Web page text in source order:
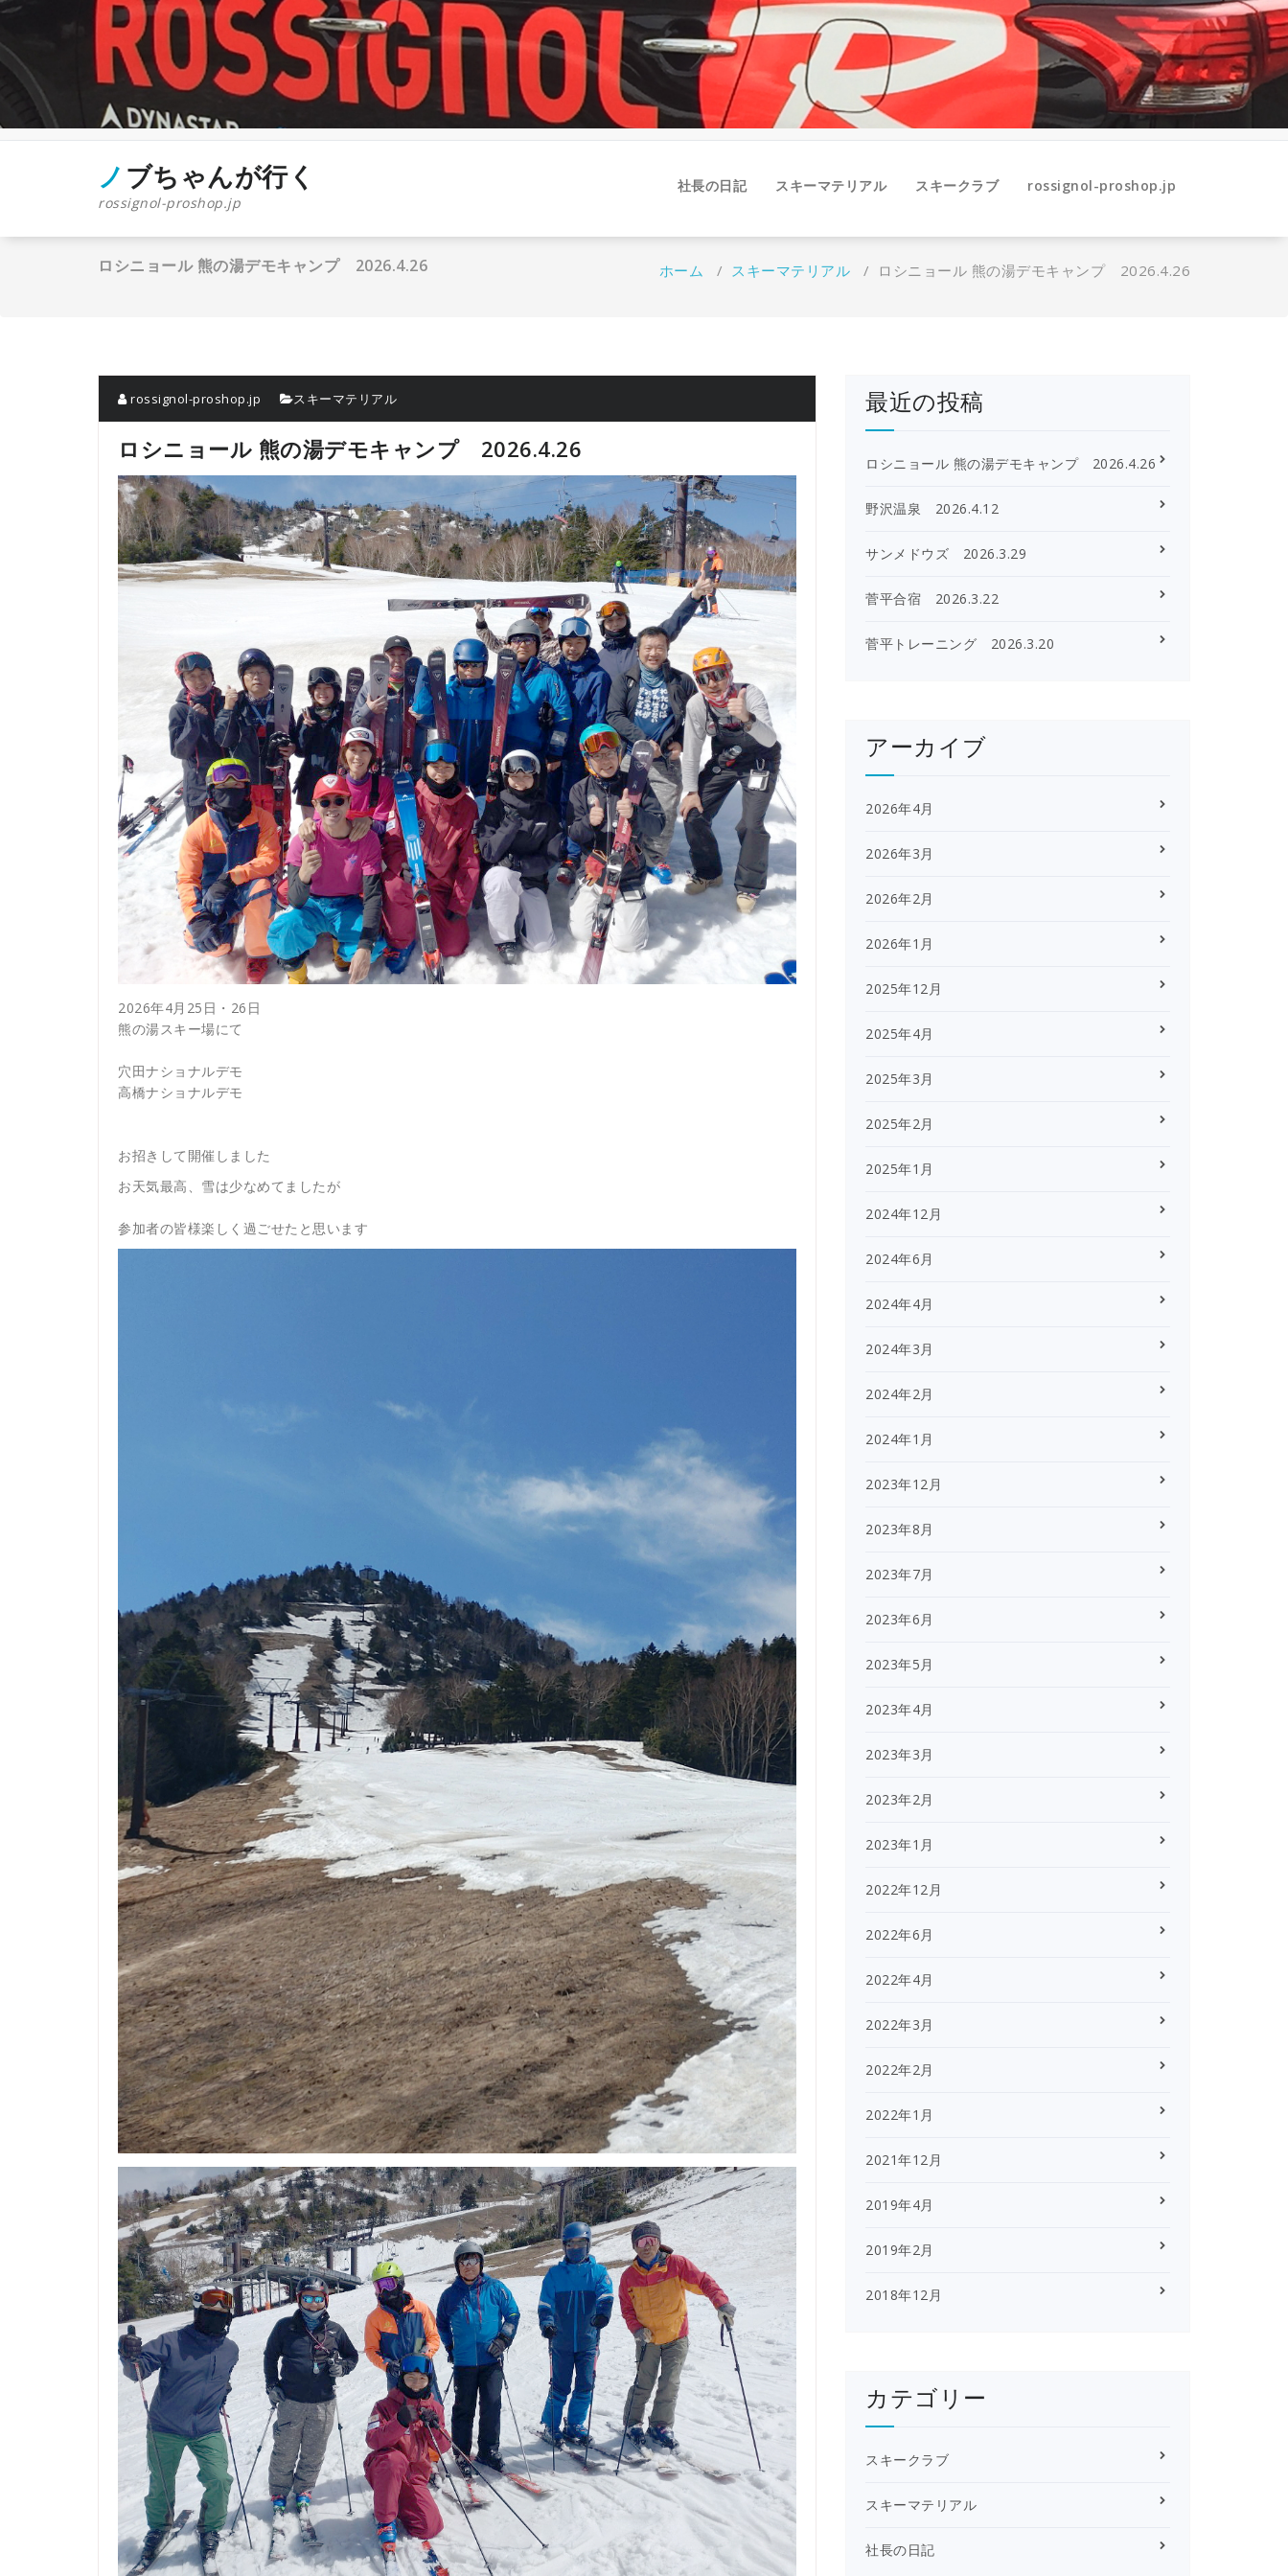
コ
テ
ン
ス
キ
ノブちゃんが行く
rossignol-proshop.jp
社長の日記 スキーマテリアル スキークラブ rossignol-proshop.jp
ロシニョール 熊の湯デモキャンプ 2026.4.26 ホーム / スキーマテリアル / ロシニョール 熊の湯デモキャンプ 2026.4.26
rossignol-proshop.jp スキーマテリアル
ロシニョール 熊の湯デモキャンプ 2026.4.26
2026年4月25日・26日
熊の湯スキー場にて
穴田ナショナルデモ
高橋ナショナルデモ
お招きして開催しました
お天気最高、雪は少なめてましたが
参加者の皆様楽しく過ごせたと思います
最近の投稿
ロシニョール 熊の湯デモキャンプ 2026.4.26
野沢温泉 2026.4.12
サンメドウズ 2026.3.29
菅平合宿 2026.3.22
菅平トレーニング 2026.3.20
アーカイブ
2026年4月
2026年3月
2026年2月
2026年1月
2025年12月
2025年4月
2025年3月
2025年2月
2025年1月
2024年12月
2024年6月
2024年4月
2024年3月
2024年2月
2024年1月
2023年12月
2023年8月
2023年7月
2023年6月
2023年5月
2023年4月
2023年3月
2023年2月
2023年1月
2022年12月
2022年6月
2022年4月
2022年3月
2022年2月
2022年1月
2021年12月
2019年4月
2019年2月
2018年12月
カテゴリー
スキークラブ
スキーマテリアル
社長の日記